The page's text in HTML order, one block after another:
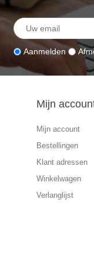
Aanmelden
Mijn
Mijn account
Bestellingen
Klant adressen
Winkelwagen
Verlanglijst